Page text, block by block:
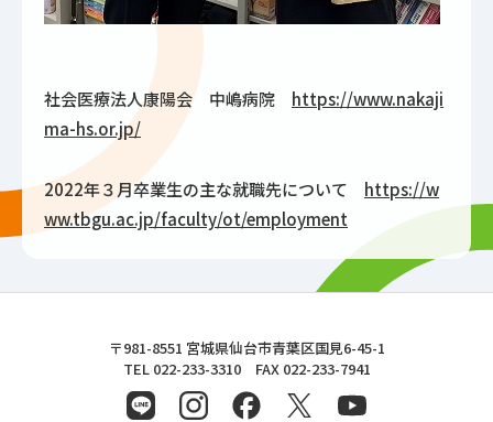
社会医療法人康陽会 中嶋病院 https://www.nakaji
ma-hs.or.jp/
2022年３月卒業生の主な就職先について https://w
ww.tbgu.ac.jp/faculty/ot/employment
東北文化学園大学
〒981-8551 宮城県仙台市青葉区国見6-45-1
TEL 022-233-3310 FAX 022-233-7941